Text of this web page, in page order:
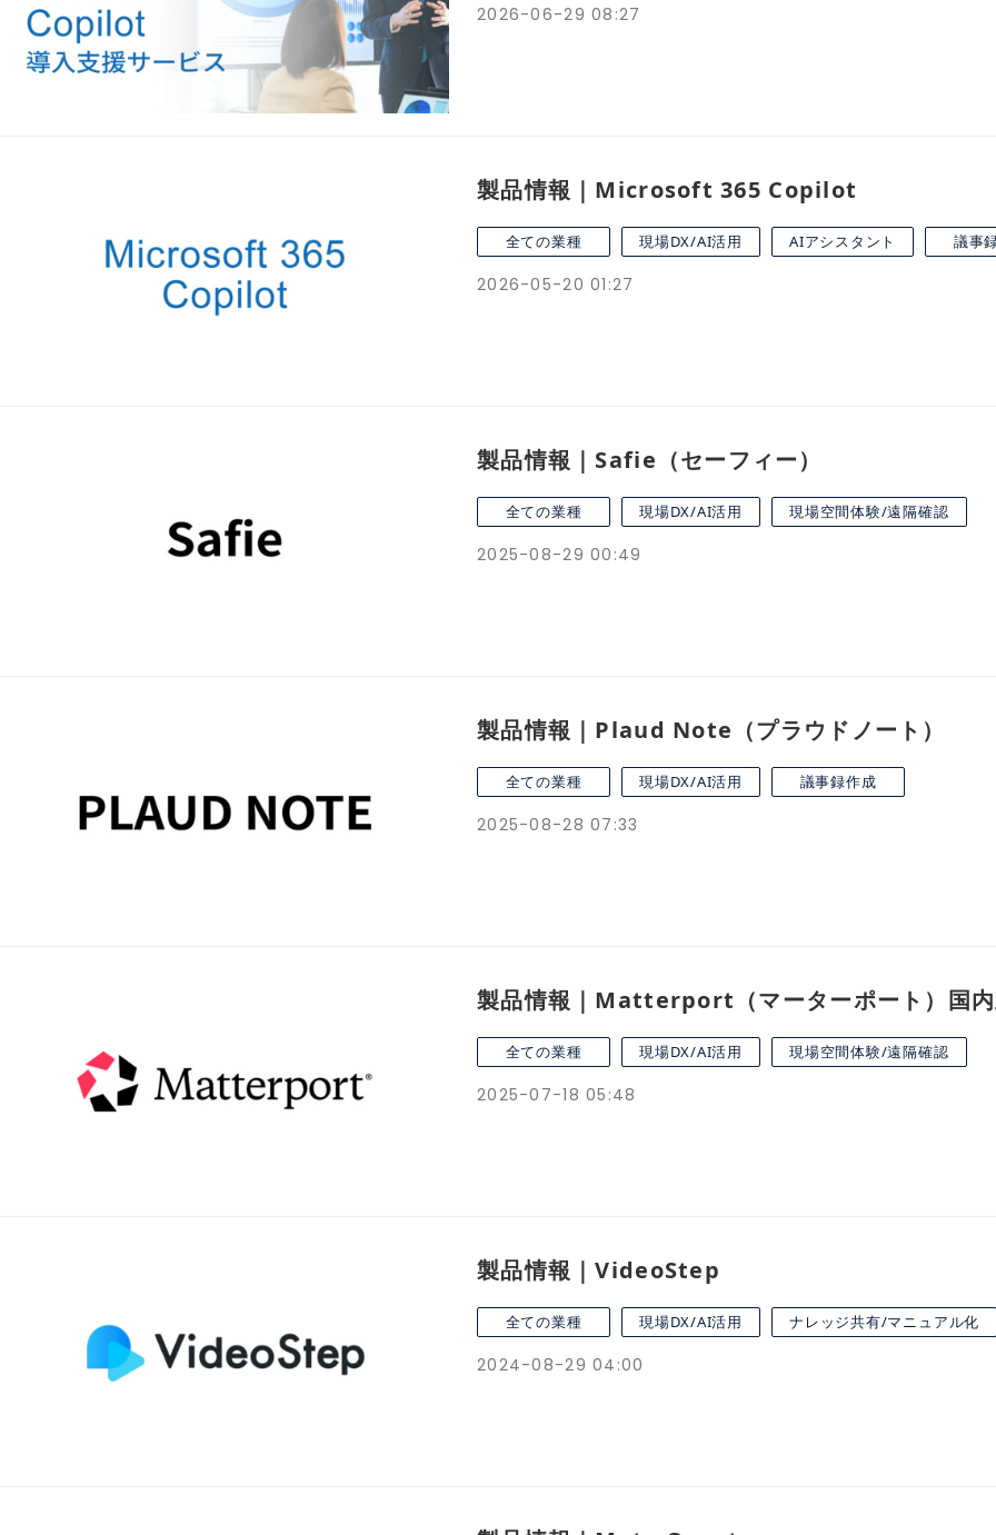
2026-06-29 08:27
製品情報｜Microsoft 365 Copilot
全ての業種 現場DX/AI活用 AIアシスタント 議事
2026-05-20 01:27
製品情報｜Safie（セーフィー）
全ての業種 現場DX/AI活用 現場空間体験/遠隔確認
2025-08-29 00:49
製品情報｜Plaud Note（プラウドノート）
全ての業種 現場DX/AI活用 議事録作成
2025-08-28 07:33
製品情報｜Matterport（マーターポート）国
全ての業種 現場DX/AI活用 現場空間体験/遠隔確認
2025-07-18 05:48
製品情報｜VideoStep
全ての業種 現場DX/AI活用 ナレッジ共有/マニュアル化
2024-08-29 04:00